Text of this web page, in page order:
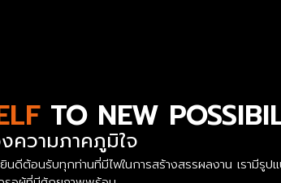
TO NEW
ความภาคภูมิใจ
ดีต้อนรับทุกท่านที่มีไฟในการสร้างสรรผลงาน เรามีรู